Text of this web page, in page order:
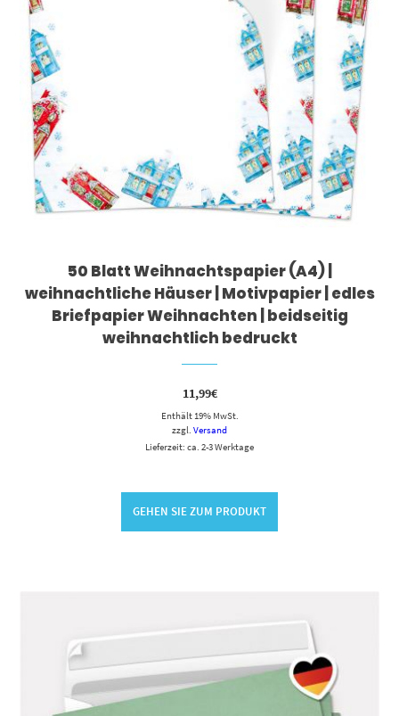
50 Blatt Weihnachtspapier (A4) |
weihnachtliche Häuser | Motivpapier | edles
Briefpapier Weihnachten | beidseitig
weihnachtlich bedruckt
11,99€
Enthält 19% MwSt.
zzgl. Versand
Lieferzeit: ca. 2-3 Werktage
GEHEN SIE ZUM PRODUKT